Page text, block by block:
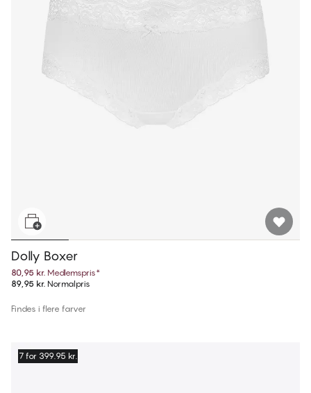
Dolly Boxer
80,95 kr. Medlemspris*
89,95 kr. Normalpris
Findes i flere farver
7 for 399.95 kr.